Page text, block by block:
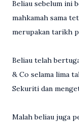
Beliau sebelum ini
mahkamah sama
merupakan tarikh
Beliau telah
& Co selama lima
Sekuriti dan
Malah beliau juga